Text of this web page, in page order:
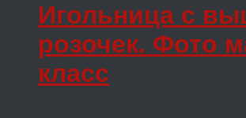
Игольница с
розочек. Фото
класс